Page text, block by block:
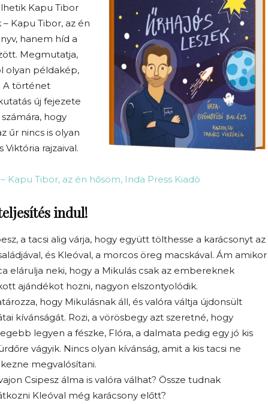
Kapu Tibor
Kapu Tibor, az én
hanem híd a
Megmutatja,
olyan példakép,
A történet
új fejezete
hogy
űr nincs is olyan
rajzaival.
Kapu Tibor, az én hősöm, Inda Press Kiadó
indul!
a tacsi alig várja, hogy együtt tölthesse a karácsonyt az
és Kleóval, a morcos öreg macskával. Ám amikor
elárulja neki, hogy a Mikulás csak az embereknek
ajándékot hozni, nagyon elszontyolódik.
hogy Mikulásnak áll, és valóra váltja újdonsült
kívánságát. Rozi, a vörösbegy azt szeretné, hogy
legyen a fészke, Flóra, a dalmata pedig egy jó kis
vágyik. Nincs olyan kívánság, amit a kis tacsi ne
megvalósítani.
Csipesz álma is valóra válhat? Össze tudnak
Kleóval még karácsony előtt?